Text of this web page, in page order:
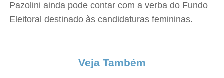
Pazolini ainda pode contar com a verba do Fundo
Eleitoral destinado às candidaturas femininas.
Veja Também